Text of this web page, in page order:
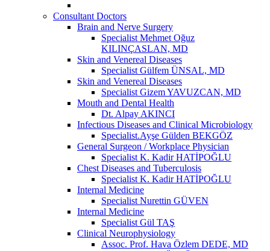
Consultant Doctors
Brain and Nerve Surgery
Specialist Mehmet Oğuz
KILINÇASLAN, MD
Skin and Venereal Diseases
Specialist Gülfem ÜNSAL, MD
Skin and Venereal Diseases
Specialist Gizem YAVUZCAN, MD
Mouth and Dental Health
Dt. Alpay AKINCI
Infectious Diseases and Clinical Microbiology
Specialist.Ayşe Gülden BEKGÖZ
General Surgeon / Workplace Physician
Specialist K. Kadir HATİPOĞLU
Chest Diseases and Tuberculosis
Specialist K. Kadir HATİPOĞLU
Internal Medicine
Specialist Nurettin GÜVEN
Internal Medicine
Specialist Gül TAŞ
Clinical Neurophysiology
Assoc. Prof. Hava Özlem DEDE, MD